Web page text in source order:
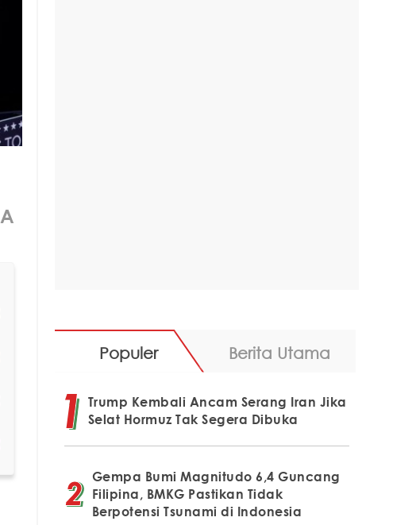
A
Populer Berita Utama
Trump Kembali Ancam Serang Iran Jika
Selat Hormuz Tak Segera Dibuka
Gempa Bumi Magnitudo 6,4 Guncang
Filipina, BMKG Pastikan Tidak
Berpotensi Tsunami di Indonesia